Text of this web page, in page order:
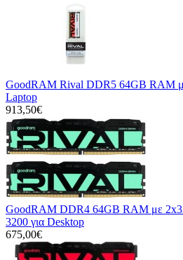
GoodRAM Rival DDR5 64GB RAM
Laptop
913,50€
GoodRAM DDR4 64GB RAM με
3200 για Desktop
675,00€